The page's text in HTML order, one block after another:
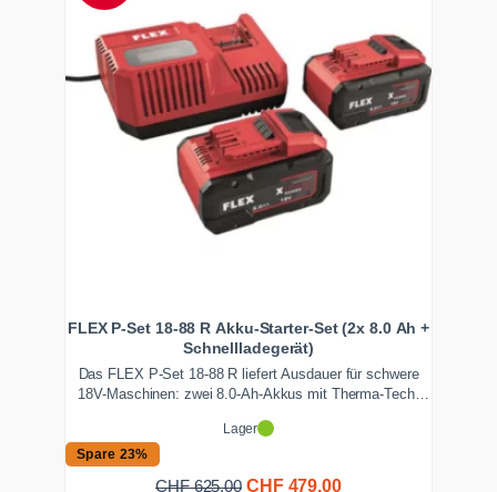
FLEX P-Set 18-88 R Akku-Starter-Set (2x 8.0 Ah +
Schnellladegerät)
Das FLEX P-Set 18-88 R liefert Ausdauer für schwere
18V-Maschinen: zwei 8.0-Ah-Akkus mit Therma-Tech-
Ladestrom und LCD-Display. Ideal für Trennschleifer und
Poliermaschinen. Ab Lager Zentralschweiz schnell
Lager
Spare 23%
CHF625.00 Ursprünglicher
CHF479.00Aktueller